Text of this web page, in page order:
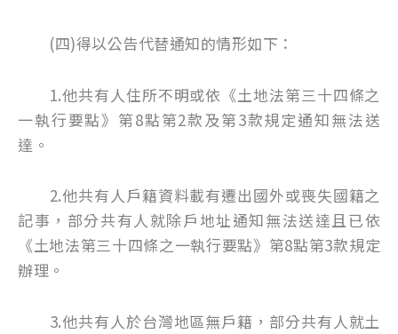
(四)得以公告代替通知的情形如下：
1.他共有人住所不明或依《土地法第三十四條之
一執行要點》第8點第2款及第3款規定通知無法送
達。
2.他共有人戶籍資料載有遷出國外或喪失國籍之
記事，部分共有人就除戶地址通知無法送達且已依
《土地法第三十四條之一執行要點》第8點第3款規定
辦理。
3.他共有人於台灣地區無戶籍，部分共有人就土